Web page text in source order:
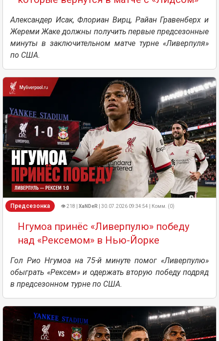
Александер Исак, Флориан Вирц, Райан Гравенберх и
Жереми Жаке должны получить первые предсезонные
минуты в заключительном матче турне «Ливерпуля»
по США.
Предсезонка 👁 218 | XaNDeR | 30.07.2026 09:34:54 | Комм. (0)
Нгумоа принёс «Ливерпулю» победу
над «Рексемом» в Нью-Йорке
Гол Рио Нгумоа на 75-й минуте помог «Ливерпулю»
обыграть «Рексем» и одержать вторую победу подряд
в предсезонном турне по США.